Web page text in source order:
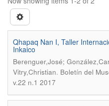
Qhapaq Nan I, Taller
Inkaico
Berenguer,José;
Vitry,Christian. Boletín del
v.22 n.1 2017